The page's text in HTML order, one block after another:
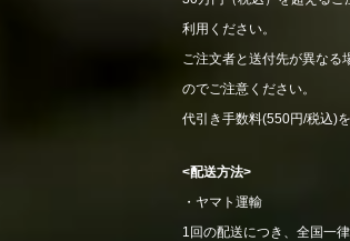
利用ください。
ご注文者と送付先が異なる
のでご注意ください。
代引き手数料(550円/税込)
<配送方法>
・ヤマト運輸
1回の配送につき、全国一